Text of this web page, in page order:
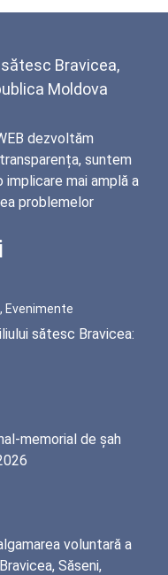
Bravicea,
Moldova
dezvoltăm
suntem
implicare mai amplă a
problemelor
Evenimente
sătesc Bravicea:
memorial de șah
voluntară a
Săseni,